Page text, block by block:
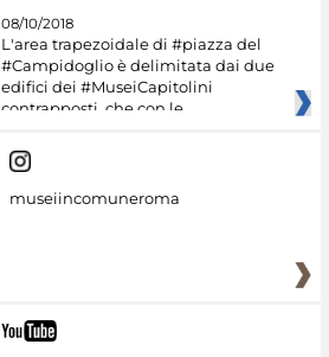
08/10/2018
L'area trapezoidale di #piazza del
#Campidoglio è delimitata dai due
edifici dei #MuseiCapitolini
contrapposti, che con le
museiincomuneroma